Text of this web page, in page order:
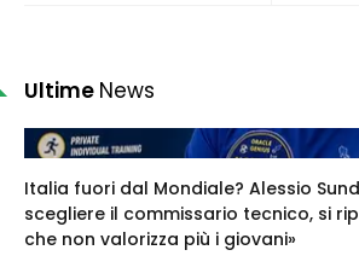
Ultime News
Italia fuori dal Mondiale? Alessio
scegliere il commissario tecnico, si
che non valorizza più i giovani»